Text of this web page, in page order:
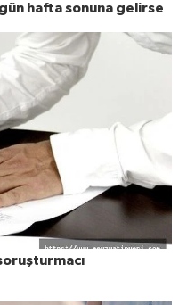
hafta sonuna gelirse